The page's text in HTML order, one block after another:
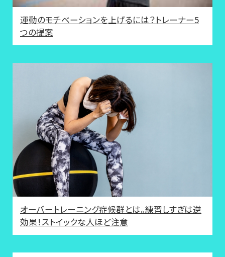
運動のモチベーションを上げるには？トレーナー5
つの提案
オーバートレーニング症候群とは。練習しすぎは逆
効果！ストイックな人ほど注意